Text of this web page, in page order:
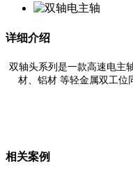
详细介绍
双轴头系列是一款高速电主
材、铝材 等轻金属双工位
相关案例